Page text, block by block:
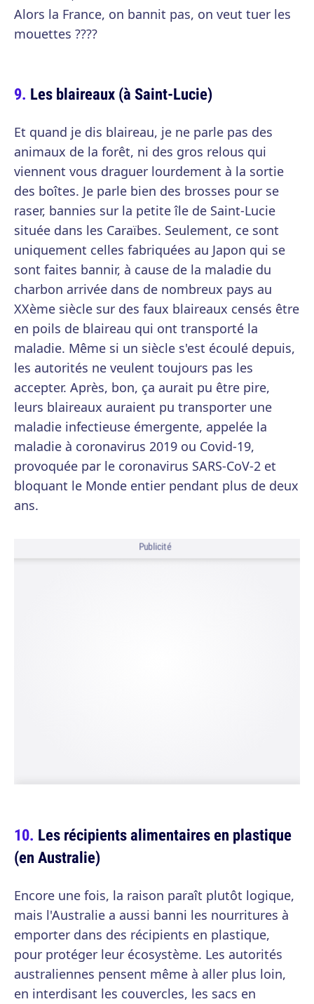
Alors la France, on bannit pas, on veut tuer les
mouettes ????
Les blaireaux (à Saint-Lucie)
Et quand je dis blaireau, je ne parle pas des
animaux de la forêt, ni des gros relous qui
viennent vous draguer lourdement à la sortie
des boîtes. Je parle bien des brosses pour se
raser, bannies sur la petite île de Saint-Lucie
située dans les Caraïbes. Seulement, ce sont
uniquement celles fabriquées au Japon qui se
sont faites bannir, à cause de la maladie du
charbon arrivée dans de nombreux pays au
XXème siècle sur des faux blaireaux censés être
en poils de blaireau qui ont transporté la
maladie. Même si un siècle s'est écoulé depuis,
les autorités ne veulent toujours pas les
accepter. Après, bon, ça aurait pu être pire,
leurs blaireaux auraient pu transporter une
maladie infectieuse émergente, appelée la
maladie à coronavirus 2019 ou Covid-19,
provoquée par le coronavirus SARS-CoV-2 et
bloquant le Monde entier pendant plus de deux
ans.
Publicité
Les récipients alimentaires en plastique
(en Australie)
Encore une fois, la raison paraît plutôt logique,
mais l'Australie a aussi banni les nourritures à
emporter dans des récipients en plastique,
pour protéger leur écosystème. Les autorités
australiennes pensent même à aller plus loin,
en interdisant les couvercles, les sacs en